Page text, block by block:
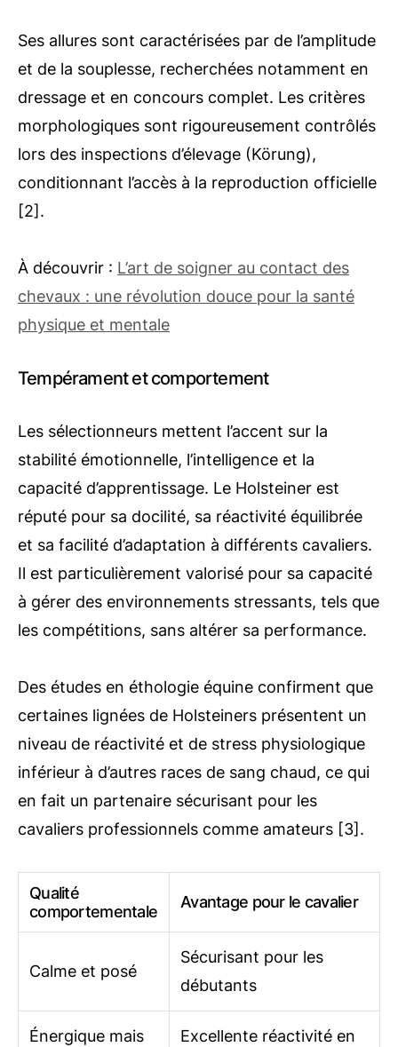
Ses allures sont caractérisées par de l’amplitude
et de la souplesse, recherchées notamment en
dressage et en concours complet. Les critères
morphologiques sont rigoureusement contrôlés
lors des inspections d’élevage (Körung),
conditionnant l’accès à la reproduction officielle
[2].
À découvrir : L’art de soigner au contact des
chevaux : une révolution douce pour la santé
physique et mentale
Tempérament et comportement
Les sélectionneurs mettent l’accent sur la
stabilité émotionnelle, l’intelligence et la
capacité d’apprentissage. Le Holsteiner est
réputé pour sa docilité, sa réactivité équilibrée
et sa facilité d’adaptation à différents cavaliers.
Il est particulièrement valorisé pour sa capacité
à gérer des environnements stressants, tels que
les compétitions, sans altérer sa performance.
Des études en éthologie équine confirment que
certaines lignées de Holsteiners présentent un
niveau de réactivité et de stress physiologique
inférieur à d’autres races de sang chaud, ce qui
en fait un partenaire sécurisant pour les
cavaliers professionnels comme amateurs [3].
Qualité
comportementale
Avantage pour le cavalier
Calme et posé
Sécurisant pour les
débutants
Énergique mais
Excellente réactivité en